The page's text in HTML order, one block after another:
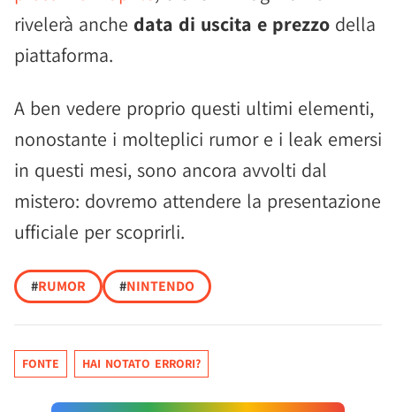
rivelerà anche data di uscita e prezzo della
piattaforma.
A ben vedere proprio questi ultimi elementi,
nonostante i molteplici rumor e i leak emersi
in questi mesi, sono ancora avvolti dal
mistero: dovremo attendere la presentazione
ufficiale per scoprirli.
#RUMOR #NINTENDO
FONTE HAI NOTATO ERRORI?